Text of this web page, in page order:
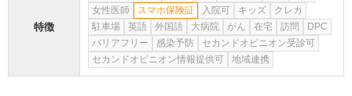
特徴
女性医師
スマホ保険証 入院可 キッズ
クレカ
駐車場
英語 外国語 大病院 がん 在宅 訪問
DPC
バリアフリー
感染予防
セカンドオピニオン受診可
セカンドオピニオン情報提供可
地域連携